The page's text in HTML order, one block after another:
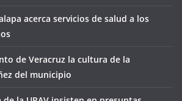
acerca servicios de salud a los
de Veracruz la cultura de la
del municipio